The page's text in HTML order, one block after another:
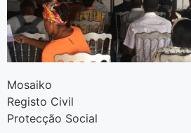
Mosaiko
Registo Civil
Protecção Social